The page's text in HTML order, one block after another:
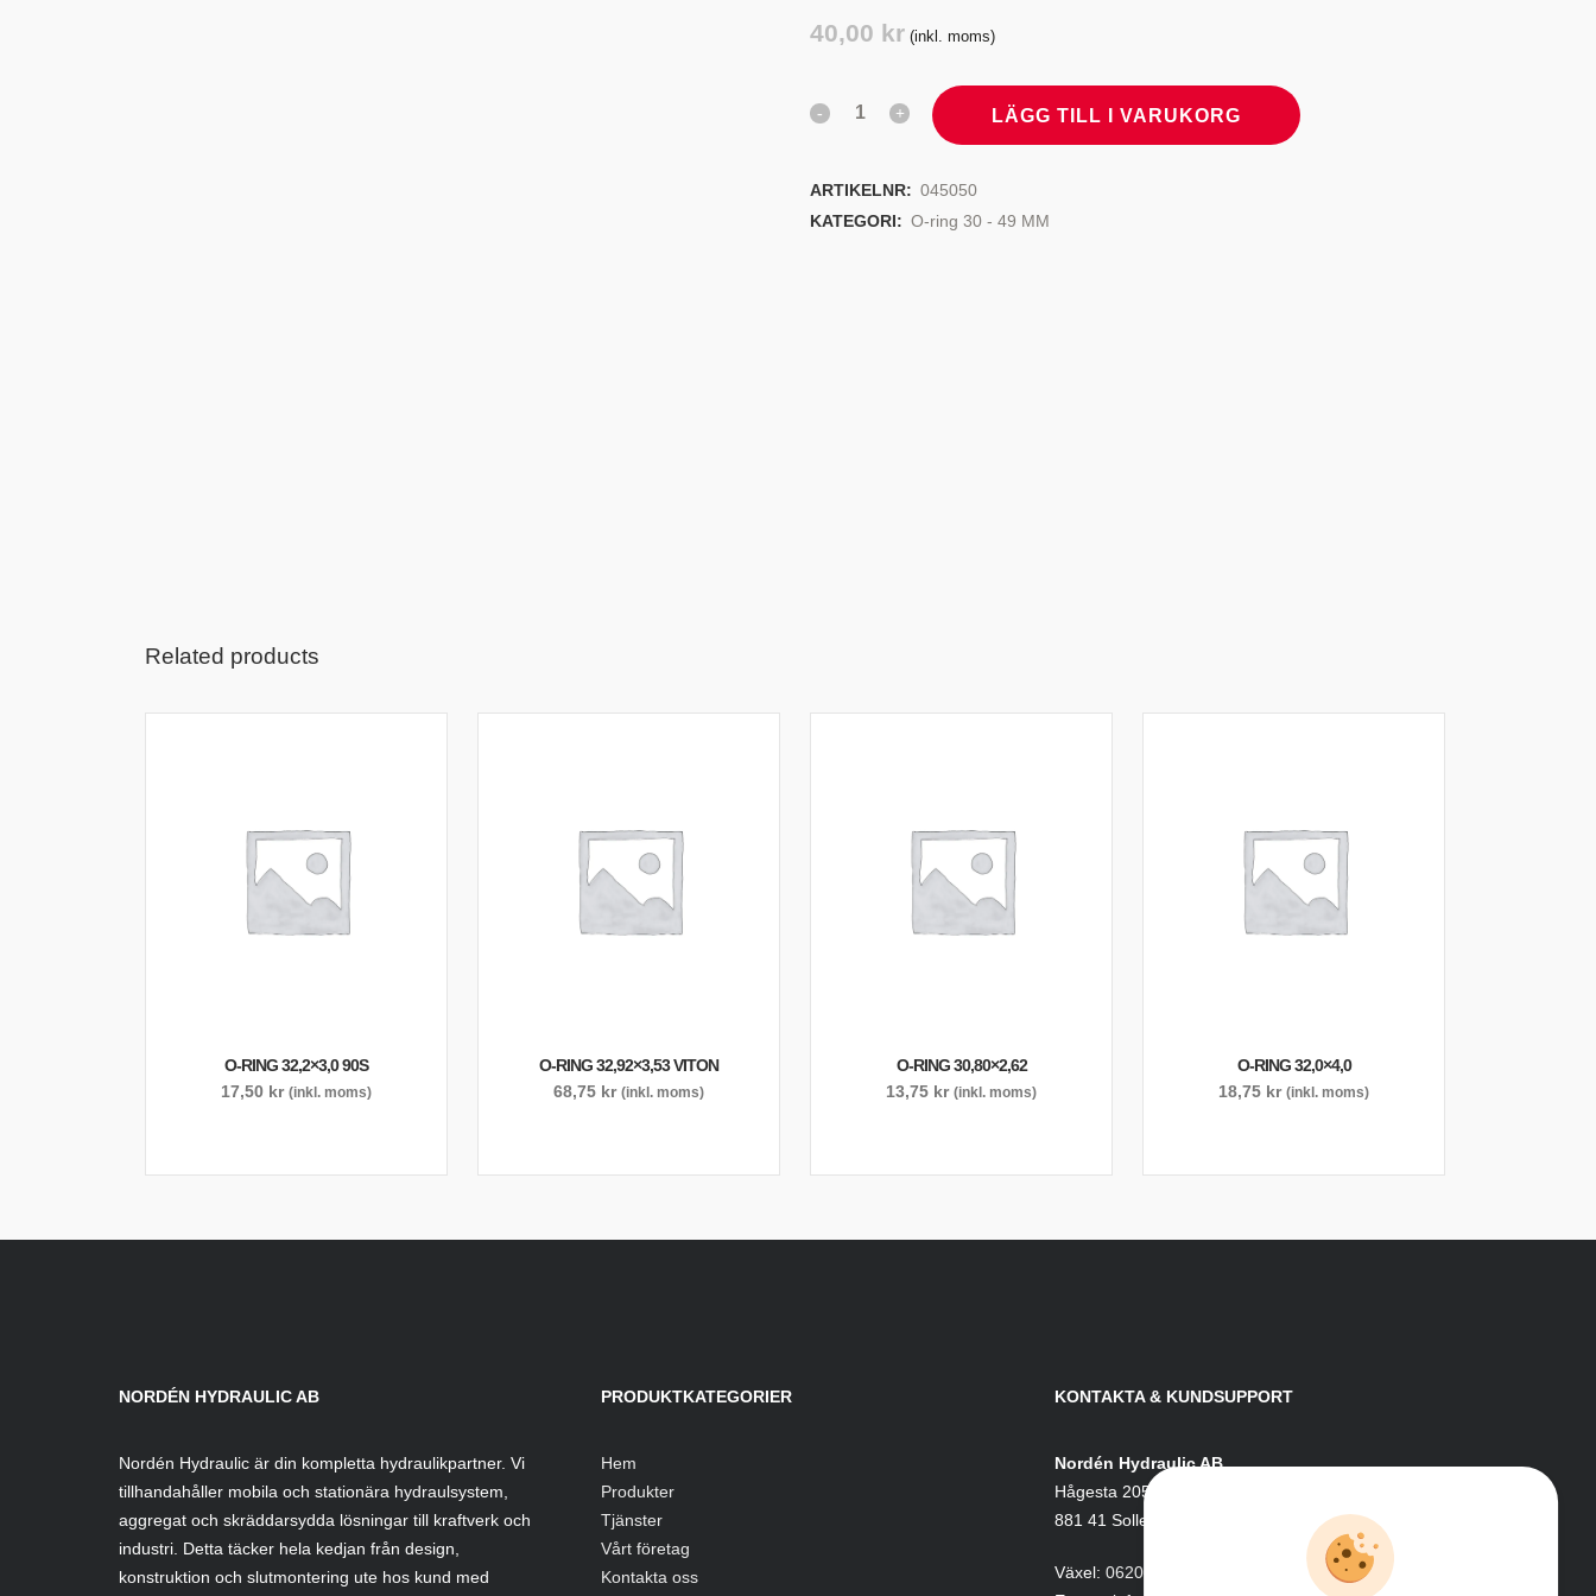
40,00 kr (inkl. moms)
LÄGG TILL I VARUKORG
ARTIKELNR: 045050
KATEGORI: O-ring 30 - 49 MM
Related products
O-RING 32,2×3,0 90S
17,50 kr (inkl. moms)
O-RING 32,92×3,53 VITON
68,75 kr (inkl. moms)
O-RING 30,80×2,62
13,75 kr (inkl. moms)
O-RING 32,0×4,0
18,75 kr (inkl. moms)
NORDÉN HYDRAULIC AB
Nordén Hydraulic är din kompletta hydraulikpartner. Vi
tillhandahåller mobila och stationära hydraulsystem,
aggregat och skräddarsydda lösningar till kraftverk och
industri. Detta täcker hela kedjan från design,
konstruktion och slutmontering ute hos kund med
PRODUKTKATEGORIER
Hem
Produkter
Tjänster
Vårt företag
Kontakta oss
KONTAKTA & KUNDSUPPORT
Nordén Hydraulic AB
Hågesta 205
881 41 Sollefteå
Växel: 0620-161 41